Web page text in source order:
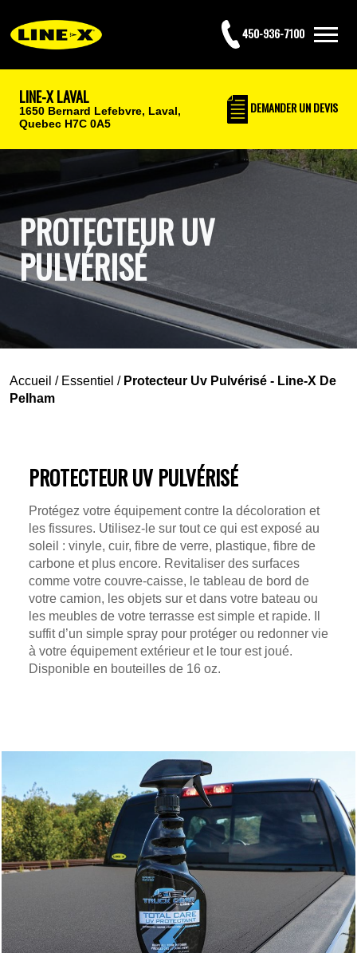
450-936-7100
LINE-X LAVAL
1650 Bernard Lefebvre, Laval,
Quebec H7C 0A5
DEMANDER UN DEVIS
PROTECTEUR UV
PULVÉRISÉ
Accueil / Essentiel / Protecteur Uv Pulvérisé - Line-X De
Pelham
PROTECTEUR UV PULVÉRISÉ
Protégez votre équipement contre la décoloration et
les fissures. Utilisez-le sur tout ce qui est exposé au
soleil : vinyle, cuir, fibre de verre, plastique, fibre de
carbone et plus encore. Revitaliser des surfaces
comme votre couvre-caisse, le tableau de bord de
votre camion, les objets sur et dans votre bateau ou
les meubles de votre terrasse est simple et rapide. Il
suffit d’un simple spray pour protéger ou redonner vie
à votre équipement extérieur et le tour est joué.
Disponible en bouteilles de 16 oz.